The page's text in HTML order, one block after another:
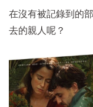
在沒有被記錄到的
去的親人呢？